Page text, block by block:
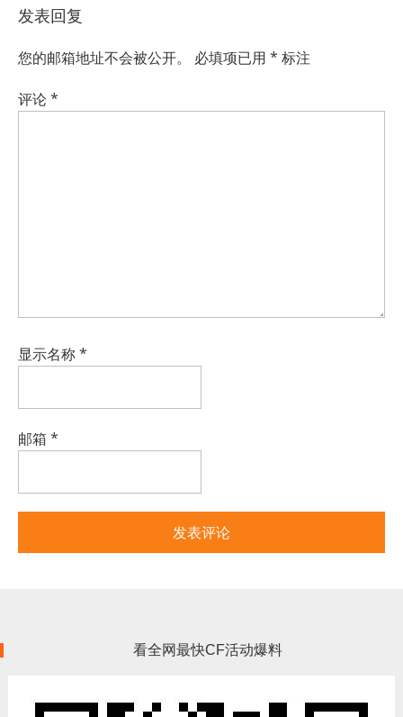
发表回复
您的邮箱地址不会被公开。 必填项已用 * 标注
评论*
显示名称*
邮箱 *
看全网最快CF活动爆料